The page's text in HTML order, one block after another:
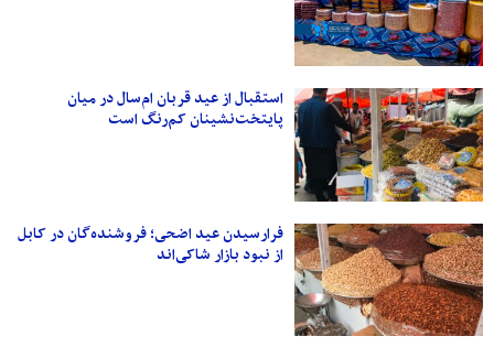
استقبال از عید قربان ام‌سال در میان
پایتخت‌نشینان کم‌رنگ است
فرارسیدن عید اضحی؛ فروشنده‌گان در کابل
از نبود بازار شاکی‌اند